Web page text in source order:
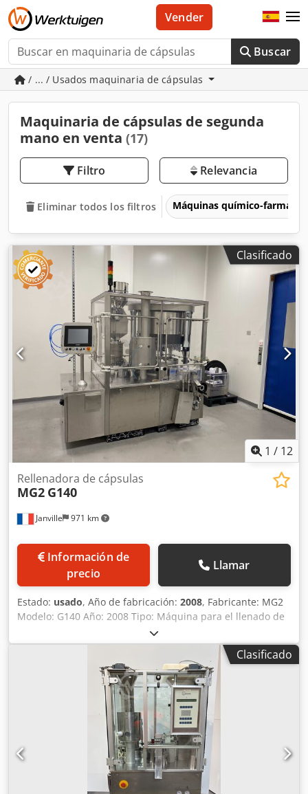
Buscar
Vender
/ ... / Usados maquinaria de cápsulas
Maquinaria de cápsulas de segunda
mano en venta (17)
Filtro Relevancia
Eliminar todos los filtros Máquinas químico-
Clasificado
1 / 12
Janville 971 km
Rellenadora de cápsulas
MG2 G140
Información de
precio
Llamar
Estado: usado, Año de fabricación: 2008, Fabricante: MG2
Modelo: G140 Año: 2008 Tipo: Máquina para el llenado de
cápsulas duras Capacidad máxima: 140 000 cápsulas por
hora Tamaños disponibles: tamaño 0 Unidad de
dosificación de polvo Unidad de vacío Interfaz hombre-
máquina con pantalla táctil SRI: sistema de selección de
cápsulas Dodpozhxv Djfx Anwjkr SWC: sistema de pesaje y
control con verificación del 100 % del peso neto Horas de
funcionamiento: 11 343 horas Potencia: 16,8 kW Revisada y
actualizada por MG2 (diciembre de 2023); informe
disponible. Archivo técnico completo en formato digital.
Clasificado